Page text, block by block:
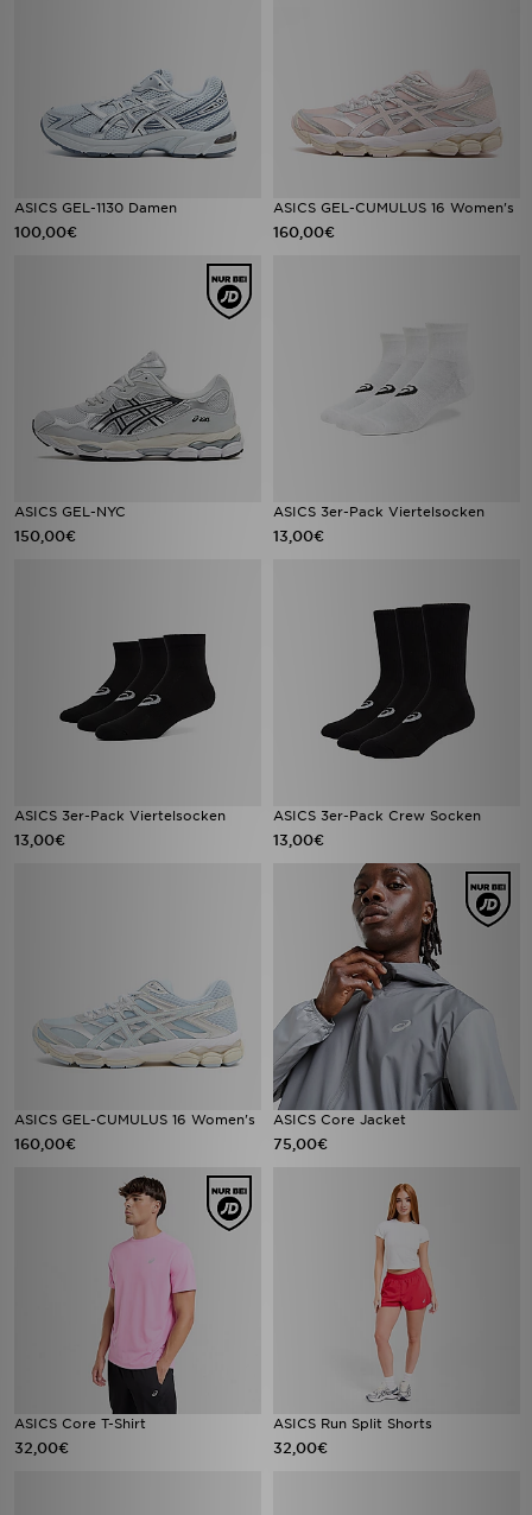
ASICS GEL-1130 Damen
100,00€
ASICS GEL-CUMULUS 16 Women's
160,00€
ASICS GEL-NYC
150,00€
ASICS 3er-Pack Viertelsocken
13,00€
ASICS 3er-Pack Viertelsocken
13,00€
ASICS 3er-Pack Crew Socken
13,00€
ASICS GEL-CUMULUS 16 Women's
160,00€
ASICS Core Jacket
75,00€
ASICS Core T-Shirt
32,00€
ASICS Run Split Shorts
32,00€